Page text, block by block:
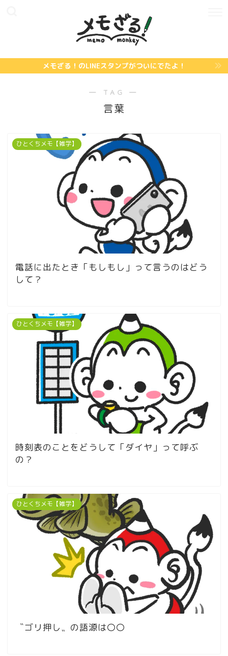
メモざる！のLINEスタンプがついにでたよ！
― TAG ―
言葉
ひとくちメモ【雑学】
電話に出たとき「もしもし」って言うのはどう
して？
ひとくちメモ【雑学】
時刻表のことをどうして「ダイヤ」って呼ぶ
の？
ひとくちメモ【雑学】
〝ゴリ押し〟の語源は〇〇